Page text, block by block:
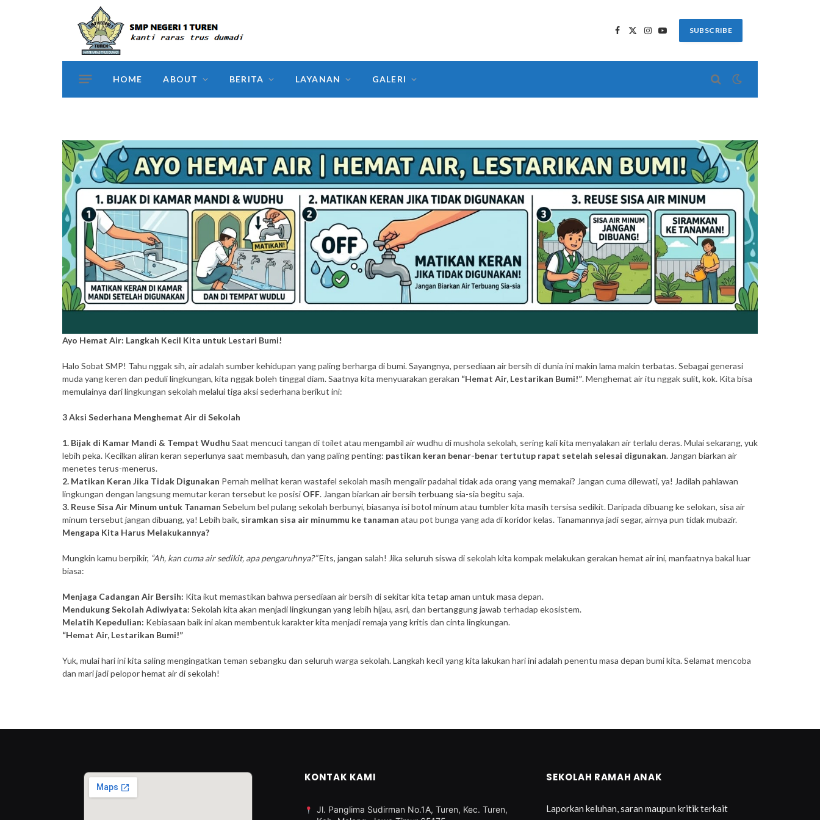
Facebook
X
Instagram
YouTube
SUBSCRIBE
HOME ABOUT BERITA LAYANAN GALERI
Ayo Hemat Air: Langkah Kecil Kita untuk Lestari Bumi!
Halo Sobat SMP! Tahu nggak sih, air adalah sumber kehidupan yang paling berharga di bumi. Sayangnya, persediaan air bersih di dunia ini makin lama makin terbatas. Sebagai generasi
muda yang keren dan peduli lingkungan, kita nggak boleh tinggal diam. Saatnya kita menyuarakan gerakan “Hemat Air, Lestarikan Bumi!”. Menghemat air itu nggak sulit, kok. Kita bisa
memulainya dari lingkungan sekolah melalui tiga aksi sederhana berikut ini:
3 Aksi Sederhana Menghemat Air di Sekolah
1. Bijak di Kamar Mandi & Tempat Wudhu Saat mencuci tangan di toilet atau mengambil air wudhu di mushola sekolah, sering kali kita menyalakan air terlalu deras. Mulai sekarang, yuk
lebih peka. Kecilkan aliran keran seperlunya saat membasuh, dan yang paling penting: pastikan keran benar-benar tertutup rapat setelah selesai digunakan. Jangan biarkan air
menetes terus-menerus.
2. Matikan Keran Jika Tidak Digunakan Pernah melihat keran wastafel sekolah masih mengalir padahal tidak ada orang yang memakai? Jangan cuma dilewati, ya! Jadilah pahlawan
lingkungan dengan langsung memutar keran tersebut ke posisi OFF. Jangan biarkan air bersih terbuang sia-sia begitu saja.
3. Reuse Sisa Air Minum untuk Tanaman Sebelum bel pulang sekolah berbunyi, biasanya isi botol minum atau tumbler kita masih tersisa sedikit. Daripada dibuang ke selokan, sisa air
minum tersebut jangan dibuang, ya! Lebih baik, siramkan sisa air minummu ke tanaman atau pot bunga yang ada di koridor kelas. Tanamannya jadi segar, airnya pun tidak mubazir.
Mengapa Kita Harus Melakukannya?
Mungkin kamu berpikir, “Ah, kan cuma air sedikit, apa pengaruhnya?”Eits, jangan salah! Jika seluruh siswa di sekolah kita kompak melakukan gerakan hemat air ini, manfaatnya bakal luar
biasa:
Menjaga Cadangan Air Bersih: Kita ikut memastikan bahwa persediaan air bersih di sekitar kita tetap aman untuk masa depan.
Mendukung Sekolah Adiwiyata: Sekolah kita akan menjadi lingkungan yang lebih hijau, asri, dan bertanggung jawab terhadap ekosistem.
Melatih Kepedulian: Kebiasaan baik ini akan membentuk karakter kita menjadi remaja yang kritis dan cinta lingkungan.
“Hemat Air, Lestarikan Bumi!”
Yuk, mulai hari ini kita saling mengingatkan teman sebangku dan seluruh warga sekolah. Langkah kecil yang kita lakukan hari ini adalah penentu masa depan bumi kita. Selamat mencoba
dan mari jadi pelopor hemat air di sekolah!
KONTAK KAMI
Jl. Panglima Sudirman No.1A, Turen, Kec. Turen,
SEKOLAH RAMAH ANAK
Laporkan keluhan, saran maupun kritik terkait